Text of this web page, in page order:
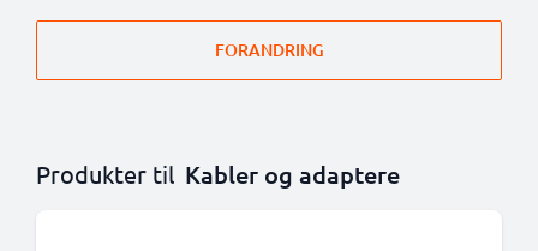
FORANDRING
Produkter til Kabler og adaptere